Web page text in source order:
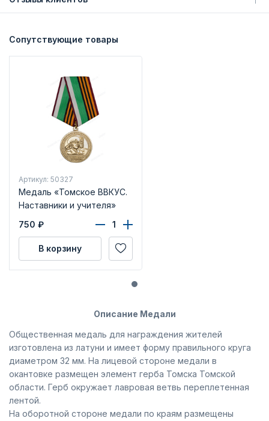
Сопутствующие товары
Артикул: 50327
Медаль «Томское ВВКУС.
Наставники и учителя»
750 ₽
В корзину
Описание Медали
Общественная медаль для награждения жителей
изготовлена из латуни и имеет форму правильного круга
диаметром 32 мм. На лицевой стороне медали в
окантовке размещен элемент герба Томска Томской
области. Герб окружает лавровая ветвь переплетенная
лентой.
На оборотной стороне медали по краям размещены